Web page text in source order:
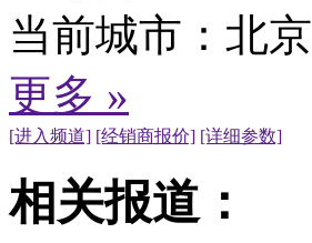
当前城市： 北京
更多 »
[进入频道] [经销商报价] [详细参数]
相关报道：